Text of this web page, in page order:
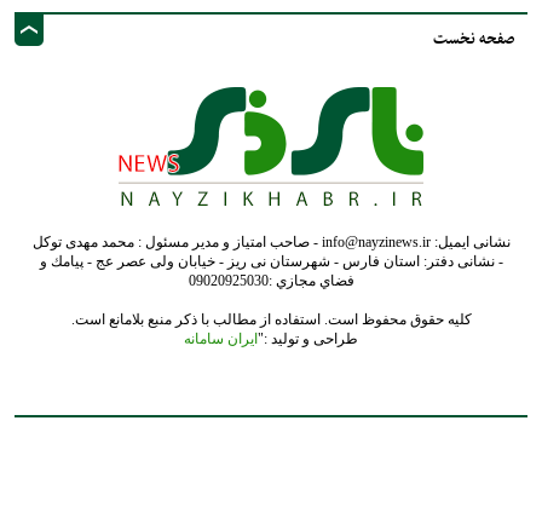
صفحه نخست
نشانی ایمیل: info@nayzinews.ir - صاحب امتیاز و مدیر مسئول : محمد مهدی توکل
- نشانی دفتر: استان فارس - شهرستان نی ریز - خیابان ولی عصر عج - پيامك و
فضاي مجازي :09020925030
کلیه حقوق محفوظ است. استفاده از مطالب با ذکر منبع بلامانع است.
طراحی و تولید :" ایران سامانه